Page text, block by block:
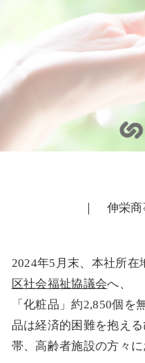
｜ 伸栄
2024年5月末、本社所
区社会福祉協議会へ、
「化粧品」約2,850個
品は経済的困難を抱え
帯、高齢者施設の方々